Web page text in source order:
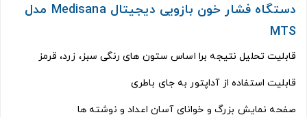
دستگاه فشار خون بازویی دیجیتال Medisana مدل
MTS
قابلیت تحلیل نتیجه برا اساس ستون های رنگی سبز، زرد، قرمز
قابلیت استفاده از آداپتور به جای باطری
صفحه نمایش بزرگ و خوانای آسان اعداد و نوشته ها